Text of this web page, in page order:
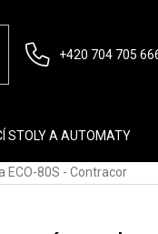
+420 704 705
STOLY A AUTOMATY
ECO-80S - Contracor